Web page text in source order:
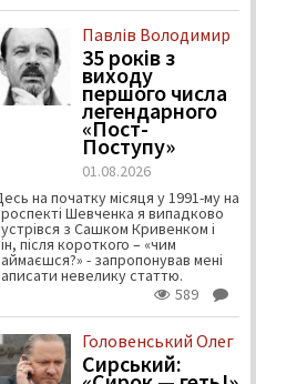
Павлів Володимир
35 років з
виходу
першого числа
легендарного
«Пост-
Поступу»
01.08.2026
на початку місяця у 1991-му на
Шевченка я випадково
з Сашком Кривенком і
після короткого – «чим
- запропонував мені
невелику статтю.
589
Головенський Олег
Сирський: